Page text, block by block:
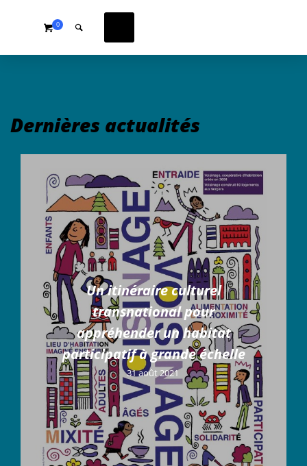
0
Dernières actualités
Un itinéraire culturel
transnational pour
appréhender un habitat
participatif à grande échelle
31 août 2021